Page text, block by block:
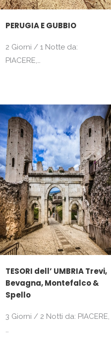
PERUGIA E GUBBIO
2 Giorni / 1 Notte da:
PIACERE,…
TESORI dell’ UMBRIA Trevi,
Bevagna, Montefalco &
Spello
3 Giorni / 2 Notti da: PIACERE,
…